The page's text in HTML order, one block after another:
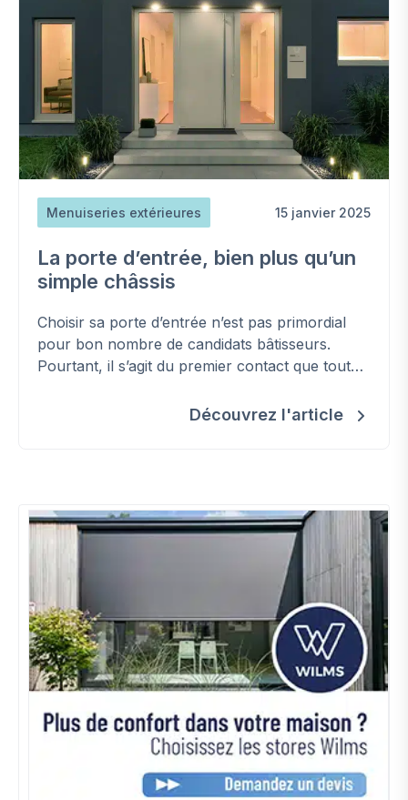
Menuiseries extérieures 15 janvier 2025
La porte d’entrée, bien plus qu’un
simple châssis
Choisir sa porte d’entrée n’est pas primordial
pour bon nombre de candidats bâtisseurs.
Pourtant, il s’agit du premier contact que tout
critère esthétique, elle devra répondre à des
Découvrez l'article